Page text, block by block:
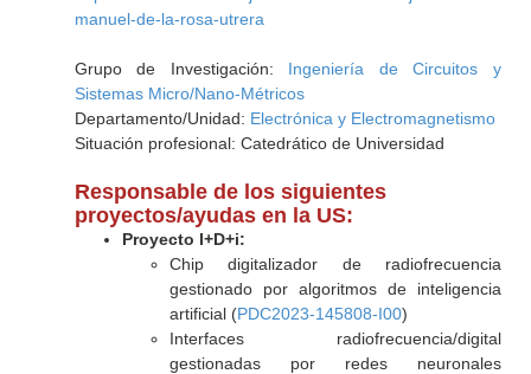
manuel-de-la-rosa-utrera
Grupo de Investigación: Ingeniería de Circuitos y
Sistemas Micro/Nano-Métricos
Departamento/Unidad: Electrónica y Electromagnetismo
Situación profesional: Catedrático de Universidad
Responsable de los siguientes
proyectos/ayudas en la US:
Proyecto I+D+i:
Chip digitalizador de radiofrecuencia
gestionado por algoritmos de inteligencia
artificial (PDC2023-145808-I00)
Interfaces radiofrecuencia/digital
gestionadas por redes neuronales